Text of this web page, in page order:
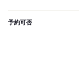
予約可否